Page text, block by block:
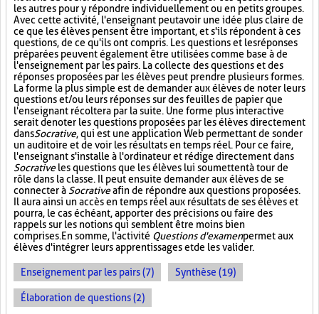
les autres pour y répondre individuellement ou en petits groupes.
Avec cette activité, l'enseignant peut avoir une idée plus claire de
ce que les élèves pensent être important, et s'ils répondent à ces
questions, de ce qu'ils ont compris. Les questions et les réponses
préparées peuvent également être utilisées comme base à de
l'enseignement par les pairs. La collecte des questions et des
réponses proposées par les élèves peut prendre plusieurs formes.
La forme la plus simple est de demander aux élèves de noter leurs
questions et/ou leurs réponses sur des feuilles de papier que
l'enseignant récoltera par la suite. Une forme plus interactive
serait de noter les questions proposées par les élèves directement
dansSocrative, qui est une application Web permettant de sonder
un auditoire et de voir les résultats en temps réel. Pour ce faire,
l'enseignant s'installe à l'ordinateur et rédige directement dans
Socrativeles questions que les élèves lui soumettent à tour de
rôle dans la classe. Il peut ensuite demander aux élèves de se
connecter à Socrativeafin de répondre aux questions proposées.
Il aura ainsi un accès en temps réel aux résultats de ses élèves et
pourra, le cas échéant, apporter des précisions ou faire des
rappels sur les notions qui semblent être moins bien
comprises. En somme, l'activité Questions d'examenpermet aux
élèves d'intégrer leurs apprentissages et de les valider.
Enseignement par les pairs (7) Synthèse (19)
Élaboration de questions (2)